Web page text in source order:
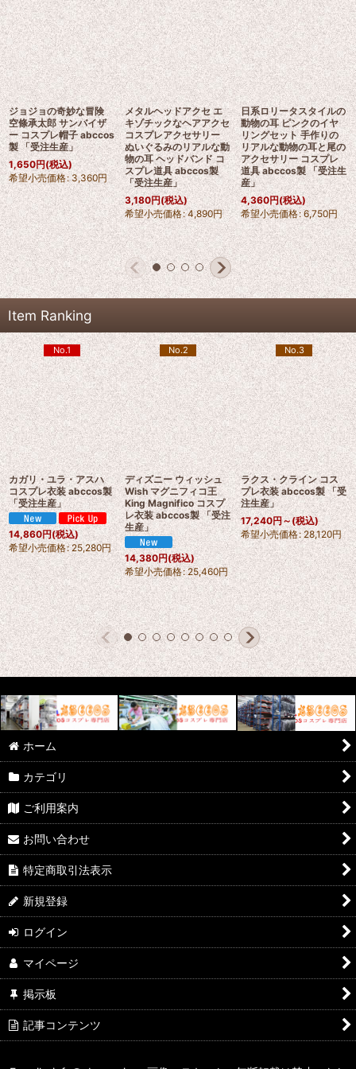
ジョジョの奇妙な冒険
空條承太郎 サンバイザ
ー コスプレ帽子 abccos
製 「受注生産」
1,650円(税込)
希望小売価格: 3,360円
メタルヘッドアクセ エ
キゾチックなヘアアクセ
コスプレアクセサリー
ぬいぐるみのリアルな動
物の耳 ヘッドバンド コ
スプレ道具 abccos製
「受注生産」
3,180円(税込)
希望小売価格: 4,890円
日系ロリータスタイルの
動物の耳 ピンクのイヤ
リングセット 手作りの
リアルな動物の耳と尾の
アクセサリー コスプレ
道具 abccos製 「受注生
産」
4,360円(税込)
希望小売価格: 6,750円
Item Ranking
No.1
カガリ・ユラ・アスハ
コスプレ衣装 abccos製
「受注生産」
14,860円(税込)
希望小売価格: 25,280円
No.2
ディズニー ウィッシュ
Wish マグニフィコ王
King Magnifico コスプ
レ衣装 abccos製 「受注
生産」
14,380円(税込)
希望小売価格: 25,460円
No.3
ラクス・クライン コス
プレ衣装 abccos製 「受
注生産」
17,240円～(税込)
希望小売価格: 28,120円
ホーム
カテゴリ
ご利用案内
お問い合わせ
特定商取引法表示
新規登録
ログイン
マイページ
掲示板
記事コンテンツ